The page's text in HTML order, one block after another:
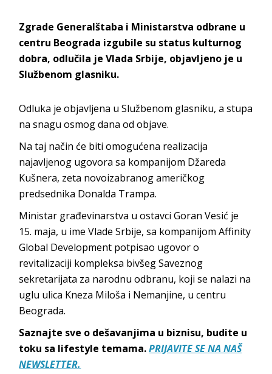
Zgrade Generalštaba i Ministarstva odbrane u
centru Beograda izgubile su status kulturnog
dobra, odlučila je Vlada Srbije, objavljeno je u
Službenom glasniku.
Odluka je objavljena u Službenom glasniku, a stupa
na snagu osmog dana od objave.
Na taj način će biti omogućena realizacija
najavljenog ugovora sa kompanijom Džareda
Kušnera, zeta novoizabranog američkog
predsednika Donalda Trampa.
Ministar građevinarstva u ostavci Goran Vesić je
15. maja, u ime Vlade Srbije, sa kompanijom Affinity
Global Development potpisao ugovor o
revitalizaciji kompleksa bivšeg Saveznog
sekretarijata za narodnu odbranu, koji se nalazi na
uglu ulica Kneza Miloša i Nemanjine, u centru
Beograda.
Saznajte sve o dešavanjima u biznisu, budite u
toku sa lifestyle temama.PRIJAVITE SE NA NAŠ
NEWSLETTER.